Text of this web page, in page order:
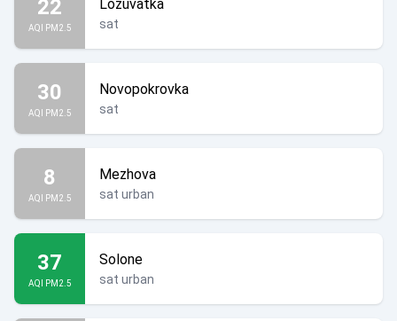
22
AQI PM2.5
Lozuvatka
sat
30
AQI PM2.5
Novopokrovka
sat
8
AQI PM2.5
Mezhova
sat urban
37
AQI PM2.5
Solone
sat urban